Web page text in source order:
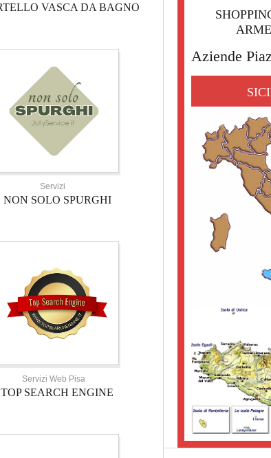
VASCA DA BAGNO
Servizi
NON SOLO SPURGHI
Servizi Web Pisa
TOP SEARCH ENGINE
Aziende